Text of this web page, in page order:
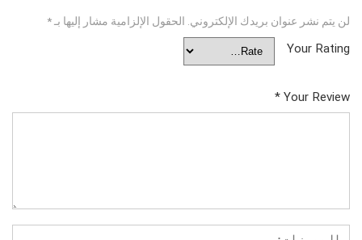
لن يتم نشر عنوان بريدك الإلكتروني. الحقول الإلزامية مشار إليها بـ*
Your Rating
Your Review
*